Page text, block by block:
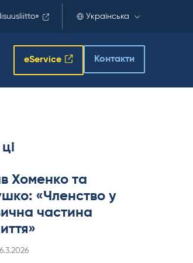
Українська
eService Контакти
Хоменко та
«Членство у
частина